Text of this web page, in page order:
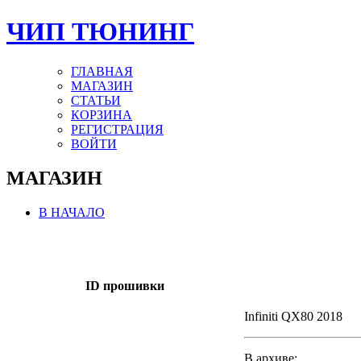
ЧИП ТЮНИНГ
ГЛАВНАЯ
МАГАЗИН
СТАТЬИ
КОРЗИНА
РЕГИСТРАЦИЯ
ВОЙТИ
МАГАЗИН
В НАЧАЛО
ID прошивки
Infiniti QX80 2018
В архиве: